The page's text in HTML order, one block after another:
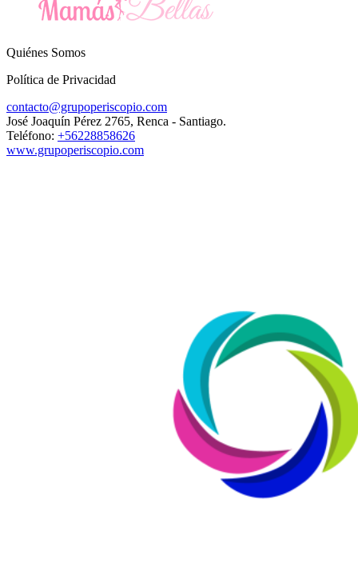
Quiénes Somos
Política de Privacidad
contacto@grupoperiscopio.com
José Joaquín Pérez 2765, Renca - Santiago.
Teléfono: +56228858626
www.grupoperiscopio.com